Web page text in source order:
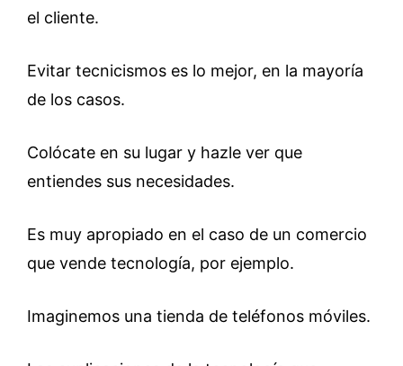
el cliente.
Evitar tecnicismos es lo mejor, en la mayoría
de los casos.
Colócate en su lugar y hazle ver que
entiendes sus necesidades.
Es muy apropiado en el caso de un comercio
que vende tecnología, por ejemplo.
Imaginemos una tienda de teléfonos móviles.